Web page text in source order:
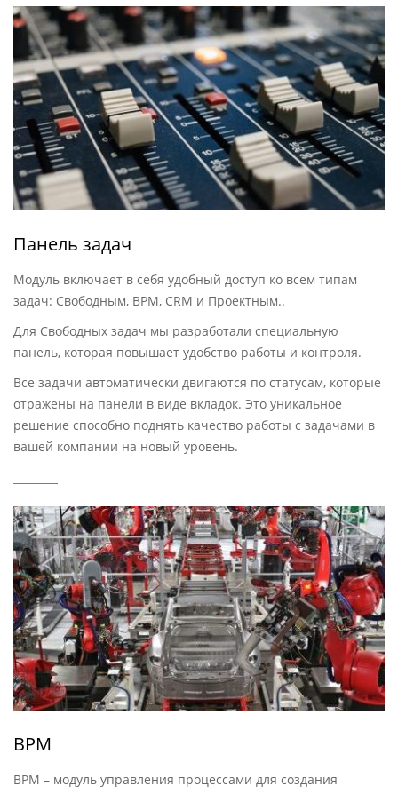
Панель задач
Модуль включает в себя удобный доступ ко всем типам
задач: Свободным, BPM, CRM и Проектным..
Для Свободных задач мы разработали специальную
панель, которая повышает удобство работы и контроля.
Все задачи автоматически двигаются по статусам, которые
отражены на панели в виде вкладок. Это уникальное
решение способно поднять качество работы с задачами в
вашей компании на новый уровень.
BPM
BPM – модуль управления процессами для создания